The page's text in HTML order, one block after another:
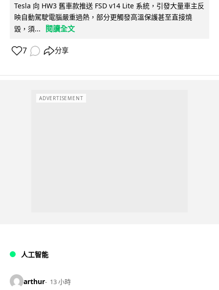
Tesla 向 HW3 舊車款推送 FSD v14 Lite 系統，引發大量車主反
映自動駕駛電腦嚴重過熱，部分更觸發高溫保護甚至直接燒
毀，須...
閱讀全文
7 分享
ADVERTISEMENT
人工智能
arthur 13 小時